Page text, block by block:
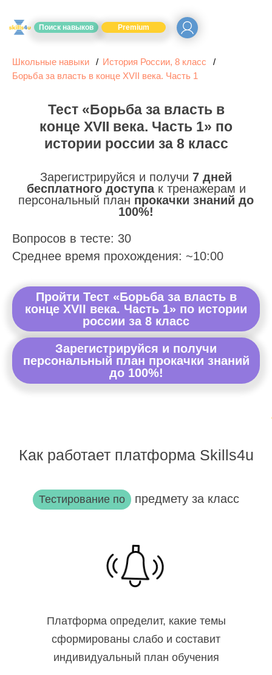
Поиск навыков Premium
Школьные навыки
История России, 8 класс
Борьба за власть в конце XVII века. Часть 1
Тест «Борьба за власть в
конце XVII века. Часть 1» по
истории россии за 8 класс
Зарегистрируйся и получи 7 дней
бесплатного доступак тренажерам и
персональный план прокачки знаний до
100%!
Вопросов в тесте: 30
Среднее время прохождения: ~10:00
Пройти Тест «Борьба за власть в
конце XVII века. Часть 1» по истории
россии за 8 класс
Зарегистрируйся и получи
персональный план прокачки знаний
до 100%!
Как работает платформа Skills4u
Тестирование по предмету за класс
Платформа определит, какие темы
сформированы слабо и составит
индивидуальный план обучения